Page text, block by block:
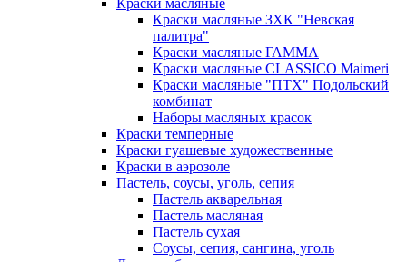
Краски масляные
Краски масляные ЗХК "Невская
палитра"
Краски масляные ГАММА
Краски масляные CLASSICO Maimeri
Краски масляные "ПТХ" Подольский
комбинат
Наборы масляных красок
Краски темперные
Краски гуашевые художественные
Краски в аэрозоле
Пастель, соусы, уголь, сепия
Пастель акварельная
Пастель масляная
Пастель сухая
Соусы, сепия, сангина, уголь